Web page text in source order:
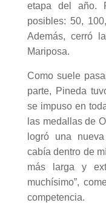
etapa del año.
posibles: 50,
Además, cerró
Mariposa.
Como suele
parte, Pineda
se impuso en
las medallas de
logró una
cabía dentro de
más larga y
muchísimo”,
competencia.